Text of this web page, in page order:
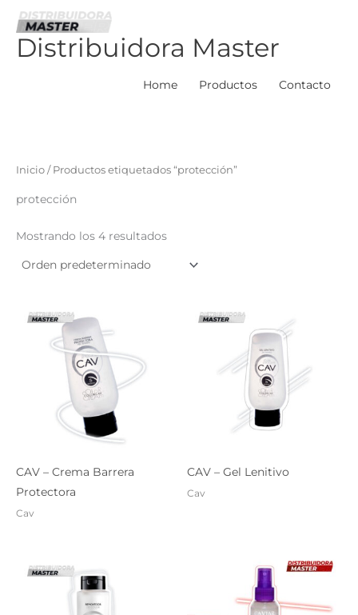
contenido
Distribuidora Master
Home Productos Contacto
Inicio / Productos etiquetados “protección”
protección
Mostrando los 4 resultados
CAV – Crema Barrera
Protectora
Cav
CAV – Gel Lenitivo
Cav